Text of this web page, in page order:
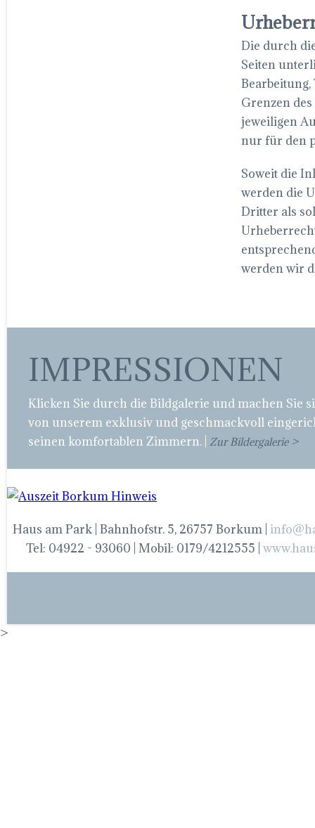
Die durch
Seiten
Grenzen
jeweiligen
nur für den
Soweit die
werden die
Dritter als
werden wir
IMPRESSIONEN
Klicken Sie durch die Bildgalerie und machen Sie
von unserem exklusiv und geschmackvoll
seinen komfortablen Zimmern. |
Zur Bildergalerie >